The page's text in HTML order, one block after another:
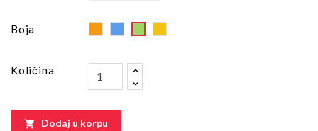
Boja Orange
BlueGreenYellow
Količina
 Dodaj u korpu